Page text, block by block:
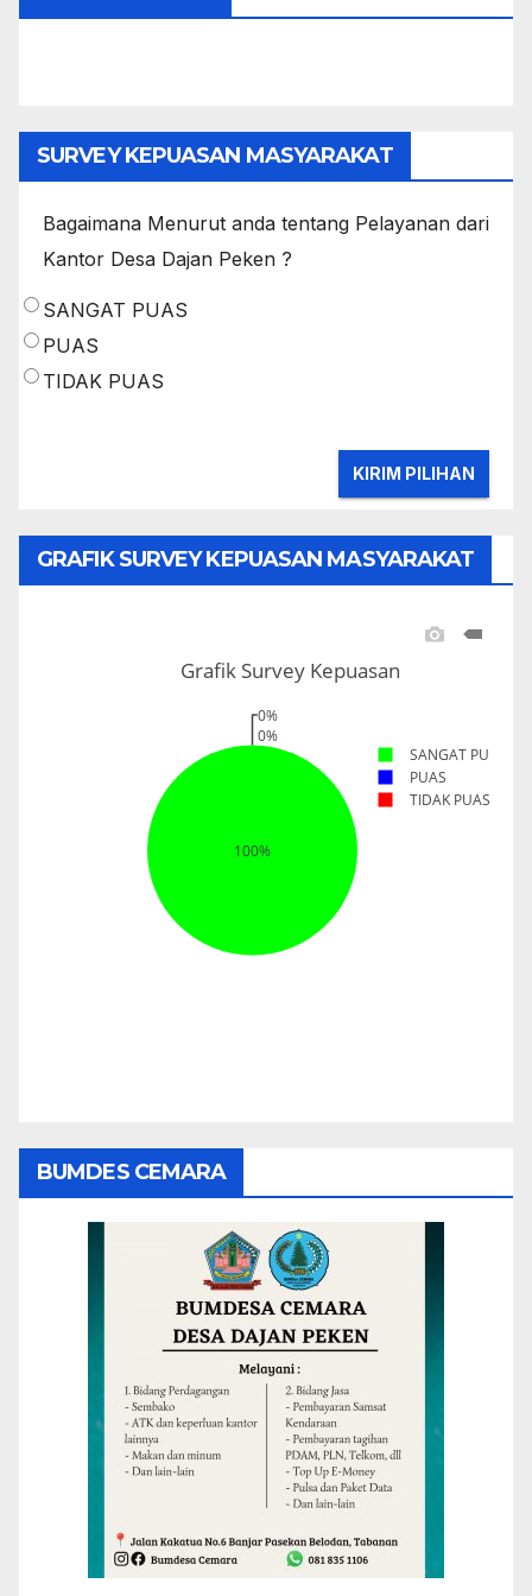
SURVEY KEPUASAN MASYARAKAT
Bagaimana Menurut anda tentang Pelayanan dari
Kantor Desa Dajan Peken ?
SANGAT PUAS
PUAS
TIDAK PUAS
GRAFIK SURVEY KEPUASAN MASYARAKAT
BUMDES CEMARA